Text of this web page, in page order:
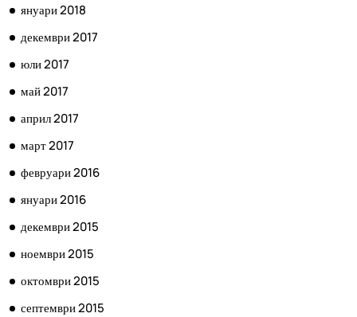
януари 2018
декември 2017
юли 2017
май 2017
април 2017
март 2017
февруари 2016
януари 2016
декември 2015
ноември 2015
октомври 2015
септември 2015